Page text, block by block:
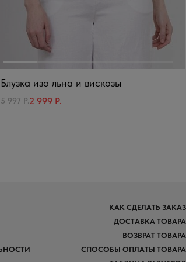
Блузка изо льна и вискозы
5 997 Р.2 999 Р.
КАК СДЕЛАТЬ ЗАКАЗ
ДОСТАВКА ТОВАРА
ВОЗВРАТ ТОВАРА
СПОСОБЫ ОПЛАТЫ ТОВАРА